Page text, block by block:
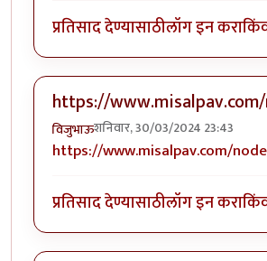
प्रतिसाद देण्यासाठीलॉग इन करा
https://
विजुभाऊशनिवार, 30/03/2024 23:43
https://www.misalpav.com/
प्रतिसाद देण्यासाठीलॉग इन करा